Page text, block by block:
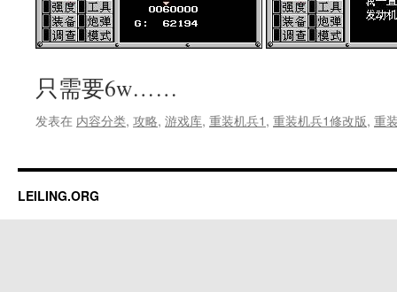
只需要6w……
发表在 内容分类, 攻略, 游戏库, 重装机兵1, 重装机兵1修改版, 重
LEILING.ORG